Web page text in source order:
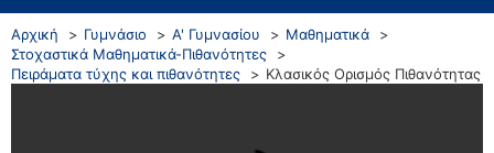
Αρχική Γυμνάσιο Α' Γυμνασίου
Μαθηματικά
Στοχαστικά Μαθηματικά-Πιθανότητες
Πειράματα τύχης και πιθανότητες
Κλασικός Ορισμός Πιθανότητας